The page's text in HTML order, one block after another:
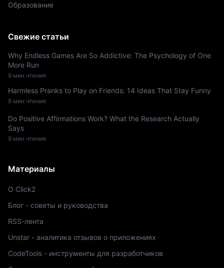
Образование
Свежие статьи
Why Endless Games Are So Addictive: The Psychology of One
More Run
9 мин чтения
Harmless Pranks to Play on Friends: 14 Ideas That Stay Funny
8 мин чтения
Do Positive Affirmations Work? What the Research Actually
Says
9 мин чтения
Материалы
О Click2
Блог - советы и руководства
RSS-лента
Unstar - аналитика отзывов о приложениях
CodeTools - инструменты для разработчиков